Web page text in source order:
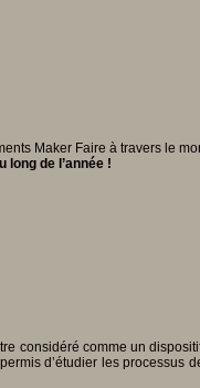
Maker Faire à travers le
long de l’année !
considéré comme un
d’étudier les processus